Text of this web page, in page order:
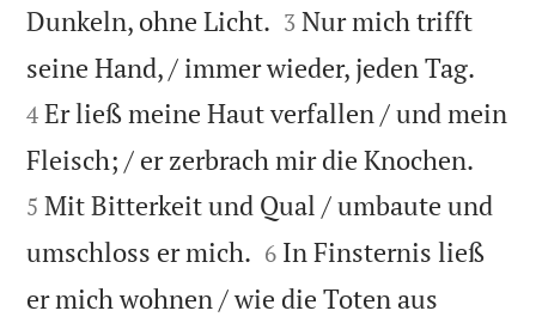
Dunkeln, ohne Licht. 

3 Nur mich trifft
seine Hand, / immer wieder, jeden Tag.
4 Er ließ meine Haut verfallen / und mein
Fleisch; / er zerbrach mir die Knochen.
5 Mit Bitterkeit und Qual / umbaute und
umschloss er mich. 

6 In Finsternis ließ
er mich wohnen / wie die Toten aus